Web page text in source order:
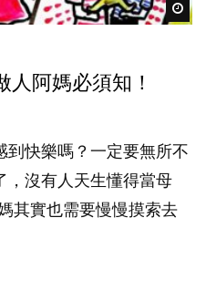
人阿媽必須知！
到快樂嗎？一定要無所不
，沒有人天生懂得當母
其實也需要慢慢摸索去